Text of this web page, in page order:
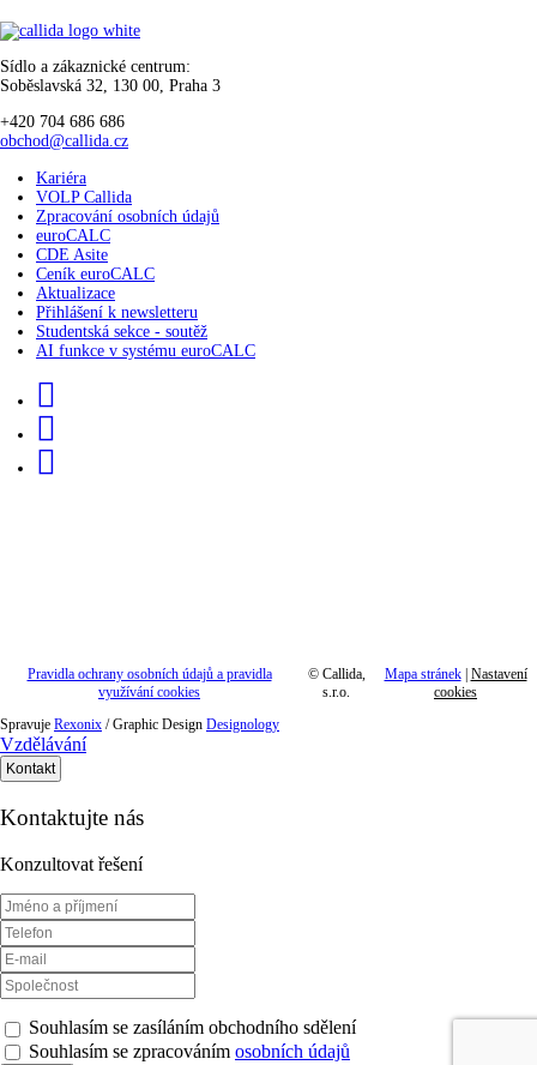
Sídlo a zákaznické centrum:
Soběslavská 32, 130 00, Praha 3
+420 704 686 686
obchod@callida.cz
Kariéra
VOLP Callida
Zpracování osobních údajů
euroCALC
CDE Asite
Ceník euroCALC
Aktualizace
Přihlášení k newsletteru
Studentská sekce - soutěž
AI funkce v systému euroCALC
Pravidla ochrany osobních údajů a pravidla
využívání cookies
© Callida,
s.r.o.
Mapa stránek| Nastavení
cookies
Spravuje Rexonix / Graphic Design Designology
Vzdělávání
Kontakt
Kontaktujte nás
Konzultovat řešení
Souhlasím se zasíláním obchodního sdělení
Souhlasím se zpracováním osobních údajů